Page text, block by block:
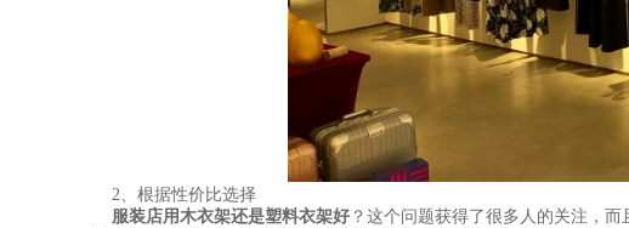
2、根据性价比选择
服装店用木衣架还是塑料衣架好 ？这个问题获得了很多人的关注，